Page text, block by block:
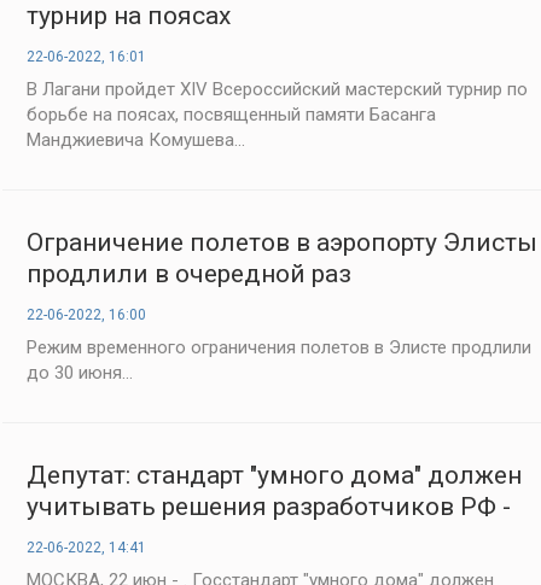
турнир на поясах
22-06-2022, 16:01
В Лагани пройдет XIV Всероссийский мастерский турнир по
борьбе на поясах, посвященный памяти Басанга
Манджиевича Комушева...
Ограничение полетов в аэропорту Элисты
продлили в очередной раз
22-06-2022, 16:00
Режим временного ограничения полетов в Элисте продлили
до 30 июня...
Депутат: стандарт "умного дома" должен
учитывать решения разработчиков РФ -
«Строительство»
22-06-2022, 14:41
МОСКВА, 22 июн - . Госстандарт "умного дома" должен